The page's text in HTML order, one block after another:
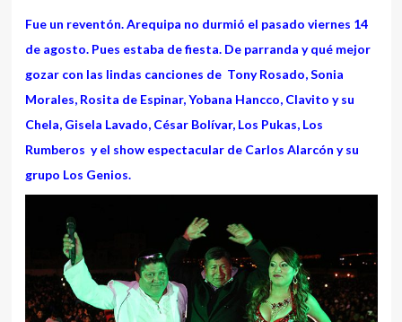
Fue un reventón. Arequipa no durmió el pasado viernes 14
de agosto. Pues estaba de fiesta. De parranda y qué mejor
gozar con las lindas canciones de Tony Rosado, Sonia
Morales, Rosita de Espinar, Yobana Hancco, Clavito y su
Chela, Gisela Lavado, César Bolívar, Los Pukas, Los
Rumberos y el show espectacular de Carlos Alarcón y su
grupo Los Genios.